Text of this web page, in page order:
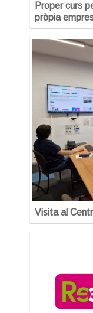
Proper curs
pròpia
Visita al